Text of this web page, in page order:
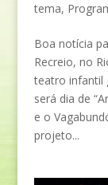
tema,
Boa notícia
Recreio, no
teatro infantil
será dia de
e o
projeto...